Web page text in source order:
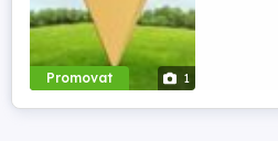
Promovat 1